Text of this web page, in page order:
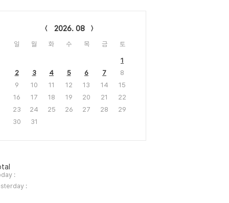
2026. 08
일 월 화 수 목 금 토
1
2
3 4 5 6 7
8
9
10 11 12 13 14
15
16
17 18 19 20 21
22
23
24 25 26 27 28
29
30
31
:
: